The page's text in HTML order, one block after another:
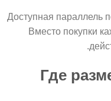
Доступная параллель
Вместо покупки
Где